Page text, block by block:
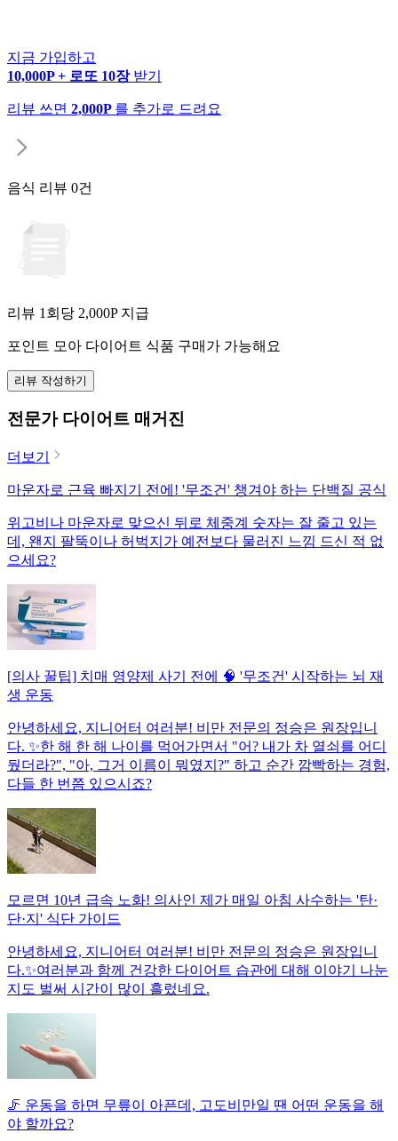
지금 가입하고
10,000P + 로또 10장 받기
리뷰 쓰면 2,000P 를 추가로 드려요
음식 리뷰 0건
리뷰 1회당 2,000P 지급
포인트 모아 다이어트 식품 구매가 가능해요
리뷰 작성하기
전문가 다이어트 매거진
더보기
마운자로 근육 빠지기 전에! '무조건' 챙겨야 하는 단백질 공식
위고비나 마운자로 맞으신 뒤로 체중계 숫자는 잘 줄고 있는
데, 왠지 팔뚝이나 허벅지가 예전보다 물러진 느낌 드신 적 없
으세요?
[의사 꿀팁] 치매 영양제 사기 전에 🧠 '무조건' 시작하는 뇌 재
생 운동
안녕하세요, 지니어터 여러분! 비만 전문의 정승은 원장입니
다. ✨한 해 한 해 나이를 먹어가면서 "어? 내가 차 열쇠를 어디
뒀더라?", "아, 그거 이름이 뭐였지?" 하고 순간 깜빡하는 경험,
다들 한 번쯤 있으시죠?
모르면 10년 급속 노화! 의사인 제가 매일 아침 사수하는 '탄·
단·지' 식단 가이드
안녕하세요, 지니어터 여러분! 비만 전문의 정승은 원장입니
다.✨여러분과 함께 건강한 다이어트 습관에 대해 이야기 나눈
지도 벌써 시간이 많이 흘렀네요.
🦵 운동을 하면 무릎이 아픈데, 고도비만일 땐 어떤 운동을 해
야 할까요?